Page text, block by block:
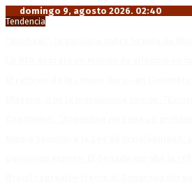
domingo 9, agosto 2026. 02:40
Tendencia